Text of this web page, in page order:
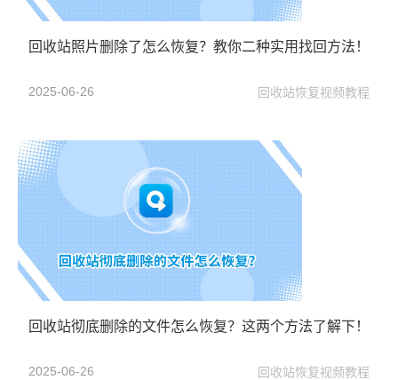
回收站照片删除了怎么恢复？教你二种实用找回方法！
2025-06-26 回收站恢复视频教程
回收站彻底删除的文件怎么恢复？这两个方法了解下！
2025-06-26 回收站恢复视频教程